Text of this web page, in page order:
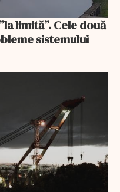
limită”. Cele două
sistemului